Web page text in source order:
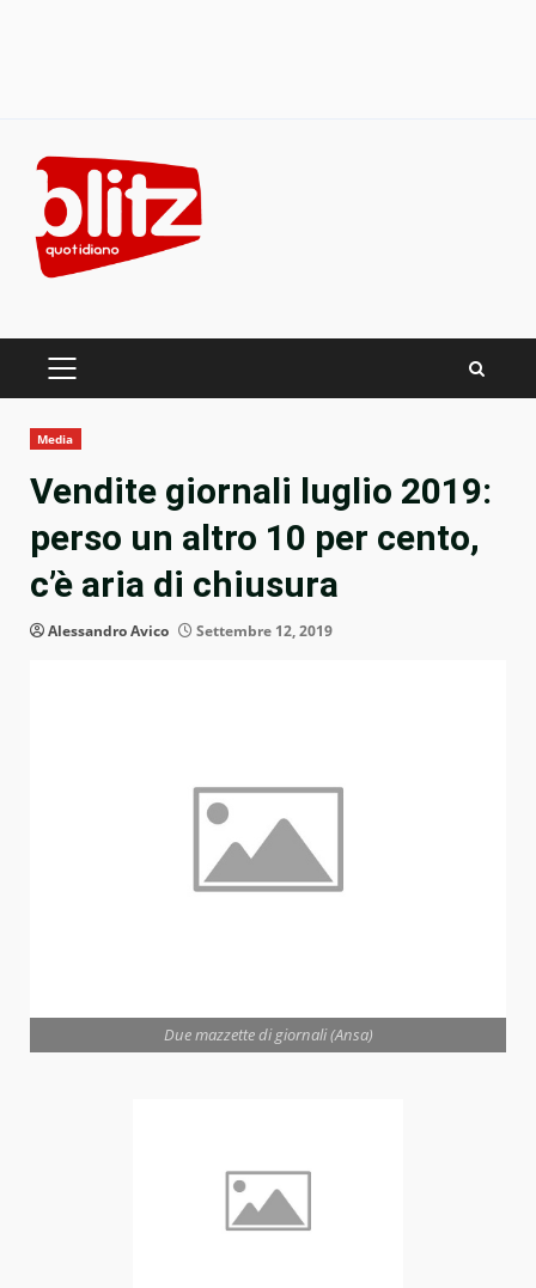
content
PRIMARY
Media
Vendite giornali luglio 2019:
perso un altro 10 per cento,
c’è aria di chiusura
Alessandro Avico Settembre 12, 2019
Due mazzette di giornali (Ansa)